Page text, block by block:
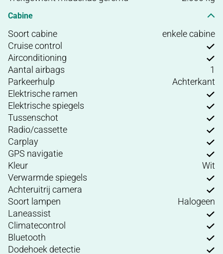
Cabine
Soort cabine
enkele cabine
Cruise control
Airconditioning
Aantal airbags
1
Parkeerhulp
Achterkant
Elektrische ramen
Elektrische spiegels
Tussenschot
Radio/cassette
Carplay
GPS navigatie
Kleur
Wit
Verwarmde spiegels
Achteruitrij camera
Soort lampen
Halogeen
Laneassist
Climatecontrol
Bluetooth
Dodehoek detectie